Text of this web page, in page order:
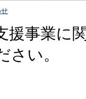
せ
援事業に
さい。